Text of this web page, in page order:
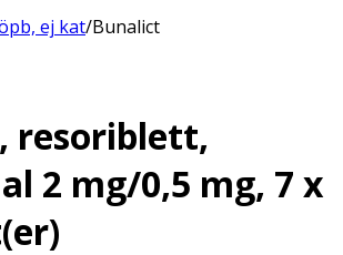
ej kat/Bunalict
resoriblett,
2 mg/0,5 mg, 7 x